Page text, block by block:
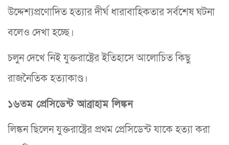
উদ্দেশ্যপ্রণোদিত হত্যার দীর্ঘ ধারাবাহিকতার সর্বশেষ ঘটনা
বলেও দেখা হচ্ছে।
চলুন দেখে নিই যুক্তরাষ্ট্রের ইতিহাসে আলোচিত কিছু
রাজনৈতিক হত্যাকাণ্ড।
১৬তম প্রেসিডেন্ট আব্রাহাম লিঙ্কন
লিঙ্কন ছিলেন যুক্তরাষ্ট্রের প্রথম প্রেসিডেন্ট যাকে হত্যা করা